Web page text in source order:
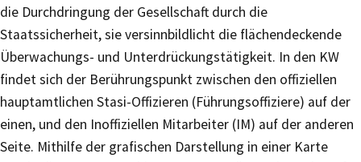
die Durchdringung der Gesellschaft durch die
Staatssicherheit, sie versinnbildlicht die flächendeckende
Überwachungs- und Unterdrückungstätigkeit. In den KW
findet sich der Berührungspunkt zwischen den offiziellen
hauptamtlichen Stasi-Offizieren (Führungsoffiziere) auf der
einen, und den Inoffiziellen Mitarbeiter (IM) auf der anderen
Seite. Mithilfe der grafischen Darstellung in einer Karte